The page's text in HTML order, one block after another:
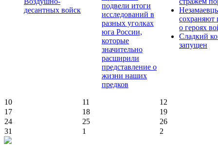
десантных войск
подвели итоги
исследований в
разных уголках
юга России,
которые
значительно
расширили
представление о
жизни наших
предков
сохраняют
о героях
Сладкий
запущен
10 11
12
17
18
19
24
25
26
31
1 2